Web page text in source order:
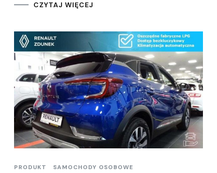
CZYTAJ WIĘCEJ
PRODUKT SAMOCHODY OSOBOWE